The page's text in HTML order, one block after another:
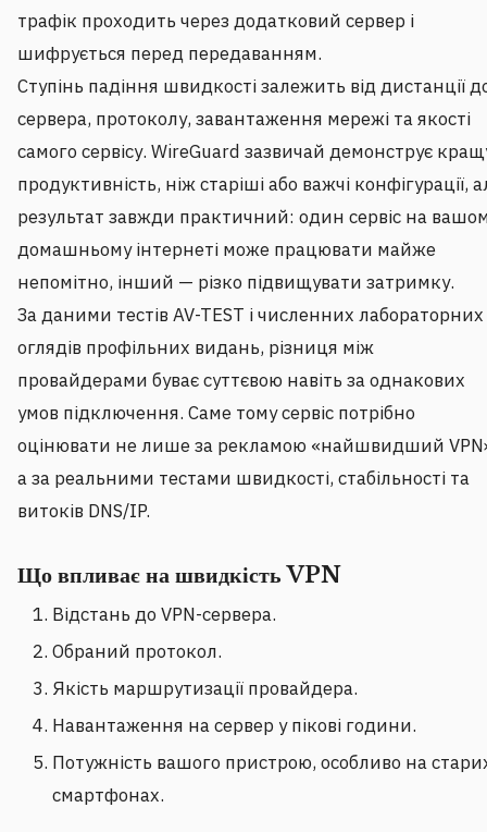
трафік проходить через додатковий сервер і
шифрується перед передаванням.
Ступінь падіння швидкості залежить від дистанції
сервера, протоколу, завантаження мережі та якості
самого сервісу. WireGuard зазвичай демонструє
продуктивність, ніж старіші або важчі конфігурації,
результат завжди практичний: один сервіс на
домашньому інтернеті може працювати майже
непомітно, інший — різко підвищувати затримку.
За даними тестів AV-TEST і численних лабораторних
оглядів профільних видань, різниця між
провайдерами буває суттєвою навіть за однакових
умов підключення. Саме тому сервіс потрібно
оцінювати не лише за рекламою «найшвидший
а за реальними тестами швидкості, стабільності та
витоків DNS/IP.
Що впливає на швидкість VPN
Відстань до VPN-сервера.
Обраний протокол.
Якість маршрутизації провайдера.
Навантаження на сервер у пікові години.
Потужність вашого пристрою, особливо на
смартфонах.